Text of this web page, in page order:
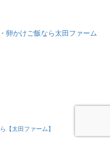
【太田ファーム】